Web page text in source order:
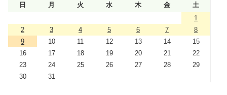
日 月 火 水 木 金
土
1
2
3 4 5 6 7
8
9
10 11 12 13 14
15
16
17 18 19 20 21
22
23
24 25 26 27 28
29
30
31